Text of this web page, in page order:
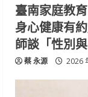
臺南家庭教
身心健康有
師談「性別與
蔡 永源 2026